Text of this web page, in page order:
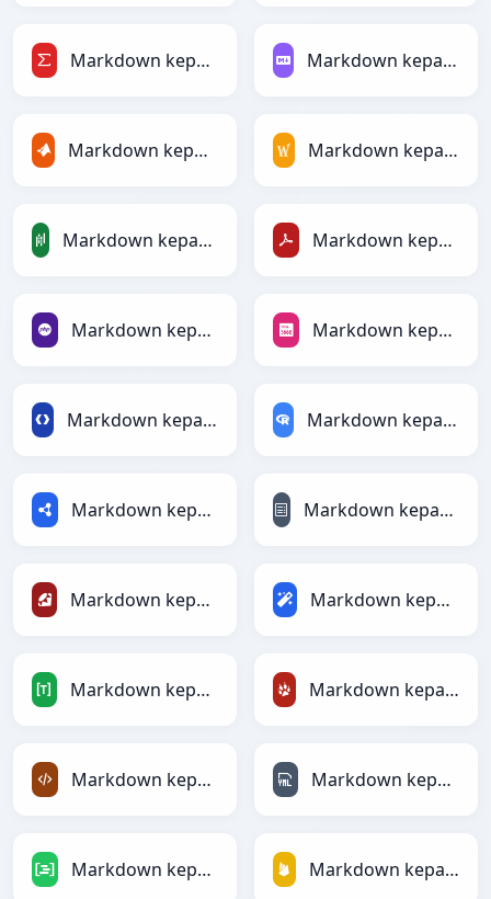
Markdown kepada LaTeX Markdown kepada Markdown
Markdown kepada MATLAB Markdown kepada MediaWiki
Markdown kepada PandasDataFrame Markdown kepada PDF
Markdown kepada PHP Markdown kepada PNG
Markdown kepada Protobuf Markdown kepada RDataFrame
Markdown kepada RDF Markdown kepada reStructuredText
Markdown kepada Ruby Markdown kepada Magic
Markdown kepada TOML Markdown kepada TracWiki
Markdown kepada XML Markdown kepada YAML
Markdown kepada DAX Markdown kepada Firebase